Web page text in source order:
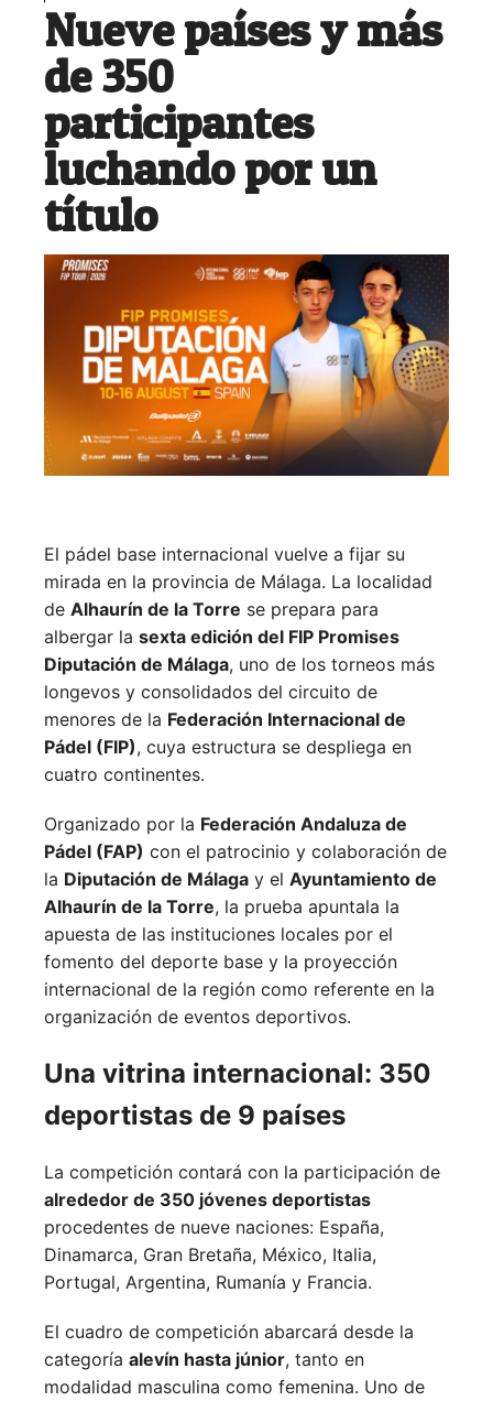
Nueve países y más
de 350
participantes
luchando por un
título
El pádel base internacional vuelve a fijar su
mirada en la provincia de Málaga. La localidad
de Alhaurín de la Torre se prepara para
albergar la sexta edición del FIP Promises
Diputación de Málaga, uno de los torneos más
longevos y consolidados del circuito de
menores de la Federación Internacional de
Pádel (FIP), cuya estructura se despliega en
cuatro continentes.
Organizado por la Federación Andaluza de
Pádel (FAP) con el patrocinio y colaboración de
la Diputación de Málaga y el Ayuntamiento de
Alhaurín de la Torre, la prueba apuntala la
apuesta de las instituciones locales por el
fomento del deporte base y la proyección
internacional de la región como referente en la
organización de eventos deportivos.
Una vitrina internacional: 350
deportistas de 9 países
La competición contará con la participación de
alrededor de 350 jóvenes deportistas
procedentes de nueve naciones: España,
Dinamarca, Gran Bretaña, México, Italia,
Portugal, Argentina, Rumanía y Francia.
El cuadro de competición abarcará desde la
categoría alevín hasta júnior, tanto en
modalidad masculina como femenina. Uno de